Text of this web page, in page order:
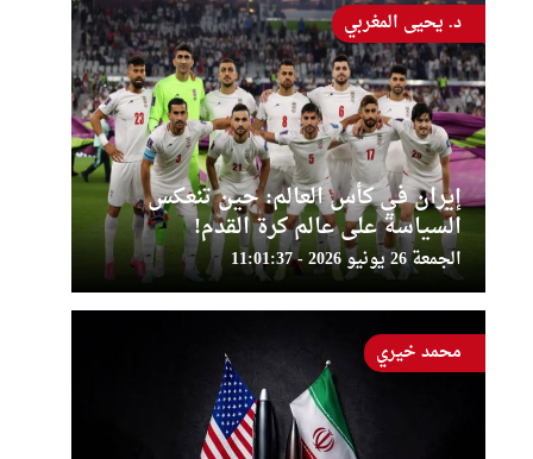
إيران في كأس العالم: حين تنعكس
السياسة على عالم كرة القدم!
الجمعة 26 يونيو 2026 - 11:01:37
د. يحيى المغربي
محمد خيري